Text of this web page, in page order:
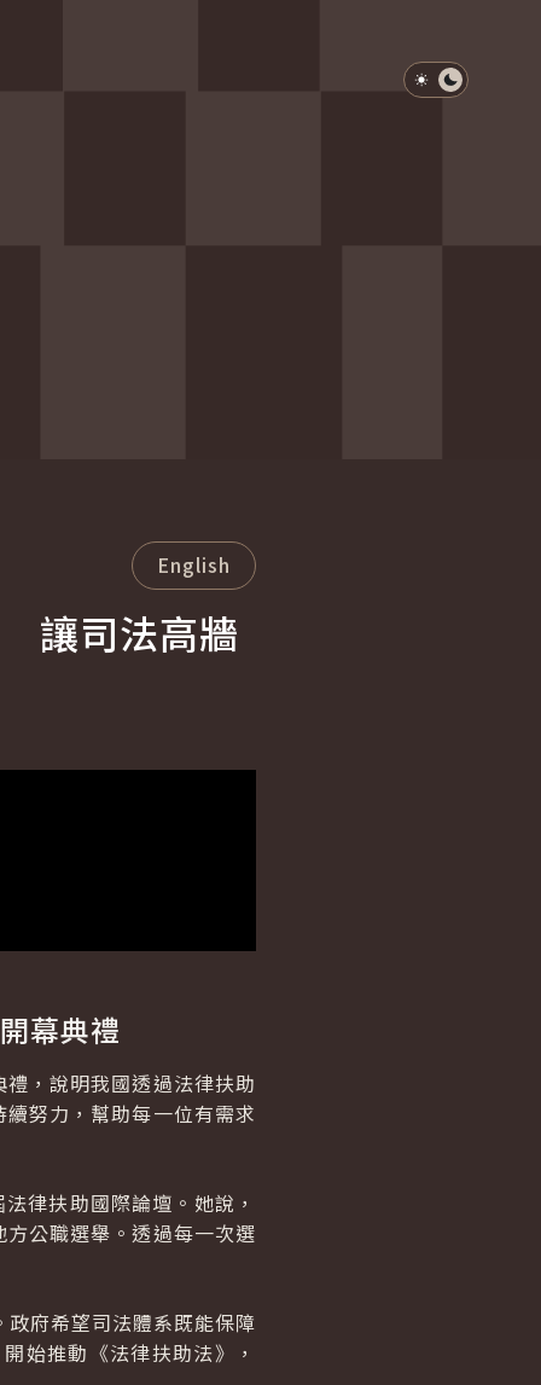
淺色模式
深色模式
English
讓司法高牆
幕典禮
，說明我國透過法律扶助
努力，幫助每一位有需求
律扶助國際論壇。她說，
公職選舉。透過每一次選
府希望司法體系既能保障
始推動《法律扶助法》，